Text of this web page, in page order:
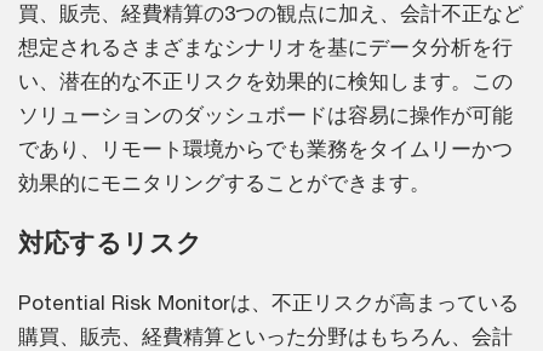
買、販売、経費精算の3つの観点に加え、会計不正など
想定されるさまざまなシナリオを基にデータ分析を行
い、潜在的な不正リスクを効果的に検知します。この
ソリューションのダッシュボードは容易に操作が可能
であり、リモート環境からでも業務をタイムリーかつ
効果的にモニタリングすることができます。
対応するリスク
Potential Risk Monitorは、不正リスクが高まっている
購買、販売、経費精算といった分野はもちろん、会計